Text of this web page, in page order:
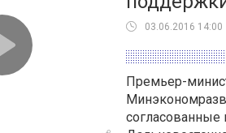
03.06.2016 14:00
Премьер-